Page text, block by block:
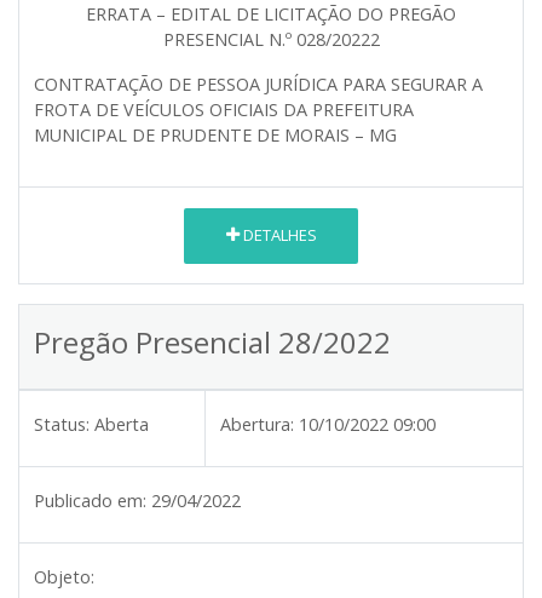
ERRATA – EDITAL DE LICITAÇÃO DO PREGÃO
PRESENCIAL N.º 028/20222
CONTRATAÇÃO DE PESSOA JURÍDICA PARA SEGURAR A
FROTA DE VEÍCULOS OFICIAIS DA PREFEITURA
MUNICIPAL DE PRUDENTE DE MORAIS – MG
DETALHES
Pregão Presencial 28/2022
Status: Aberta Abertura: 10/10/2022 09:00
Publicado em: 29/04/2022
Objeto: